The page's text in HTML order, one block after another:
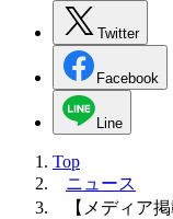
Twitter
Facebook
Line
Top
ニュース
【メディア